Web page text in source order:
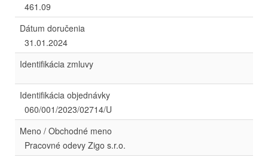
461.09
Dátum doručenia
31.01.2024
Identifikácia zmluvy
Identifikácia objednávky
060/001/2023/02714/U
Meno / Obchodné meno
Pracovné odevy Zigo s.r.o.